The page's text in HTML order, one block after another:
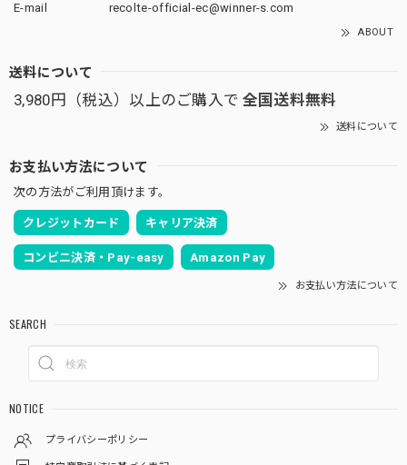
E-mail
recolte-official-ec@winner-s.com
ABOUT
送料について
3,980円（税込）以上のご購入で 全国送料無料
送料について
お支払い方法について
次の方法がご利用頂けます。
クレジットカード キャリア決済
コンビニ決済・Pay-easy Amazon Pay
お支払い方法について
SEARCH
NOTICE
プライバシーポリシー